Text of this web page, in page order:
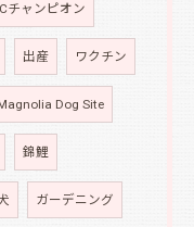
チャンピオン
出産 ワクチン
Dog Site
錦鯉
ガーデニング